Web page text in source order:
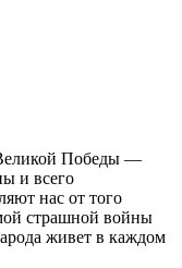
Победы —
и всего
нас от того
страшной войны
живет в каждом